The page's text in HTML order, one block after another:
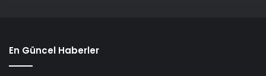
En Güncel Haberler